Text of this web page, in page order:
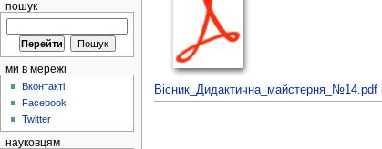
Вісник_Дидактична_майстерня_№14.pdf‎
пошук
ми в мережі
Вконтакті
Facebook
Twitter
науковцям